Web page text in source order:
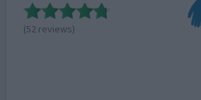
(52 reviews)